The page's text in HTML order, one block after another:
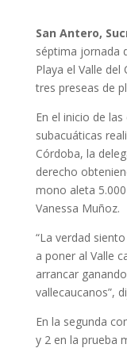
San Antero,
séptima jornada
Playa el Valle
tres preseas de
En el inicio de
subacuáticas
Córdoba, la
derecho
mono aleta
Vanessa Muñoz.
“La verdad
a poner al Valle
arrancar
vallecaucanos”,
En la segunda
y 2 en la prueba